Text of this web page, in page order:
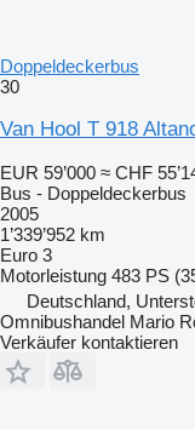
Doppeldeckerbus
30
Van Hool T 918
EUR 59’000 ≈ CHF
Bus - Doppeldeckerbus
2005
1’339’952 km
Euro 3
Motorleistung 483 PS
Deutschland,
Omnibushandel Mario
Verkäufer kontaktieren